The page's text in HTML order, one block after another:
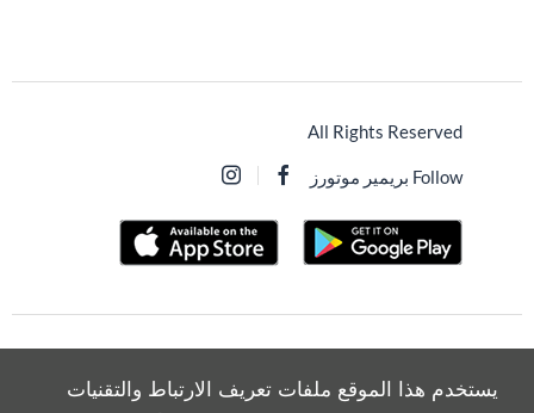
يستخدم هذا الموقع ملفات تعريف الارتباط والتقنيات
All Rights Reserved
Follow بريمير موتورز
Copyright © 2026 بريمير موتورز